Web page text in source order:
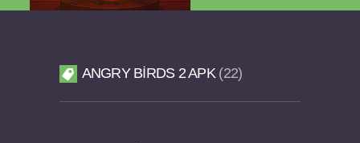
ANGRY BIRDS 2 APK 22